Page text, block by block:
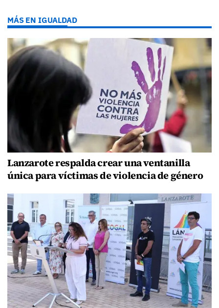
MÁS EN IGUALDAD
Lanzarote respalda crear una ventanilla
única para víctimas de violencia de género